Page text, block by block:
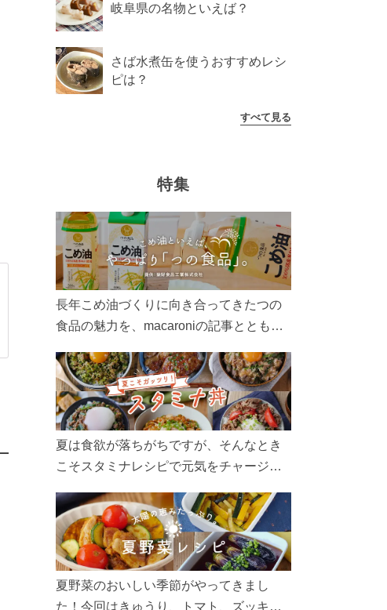
岐阜県の名物といえば？
さば水煮缶を使うおすすめレシ
ピは？
すべて見る
特集
長年こめ油づくりに向き合ってきたつの
食品の魅力を、macaroniの記事とともに
ん、製造現場や品質へのこだわりまで。
こめ油をもっと好きになるコンテンツを
ぜひお楽しみください。
夏は食欲が落ちがちですが、そんなとき
こそスタミナレシピで元気をチャージ！
リ食べて、夏バテを吹き飛ばしましょ
う！
夏野菜のおいしい季節がやってきまし
た！今回はきゅうり、トマト、ズッキー